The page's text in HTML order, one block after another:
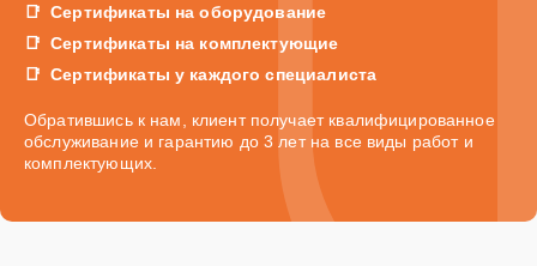
Сертификаты на оборудование
Сертификаты на комплектующие
Сертификаты у каждого специалиста
Обратившись к нам, клиент получает квалифицированное
обслуживание и гарантию до 3 лет на все виды работ и
комплектующих.